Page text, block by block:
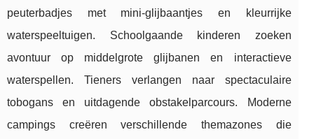
peuterbadjes met mini-glijbaantjes en kleurrijke
waterspeeltuigen. Schoolgaande kinderen zoeken
avontuur op middelgrote glijbanen en interactieve
waterspellen. Tieners verlangen naar spectaculaire
tobogans en uitdagende obstakelparcours. Moderne
campings creëren verschillende themazones die